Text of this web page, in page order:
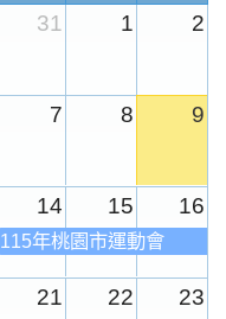
31 1 2
7 8 9
14 15 16
115年桃園市運動會
21 22 23